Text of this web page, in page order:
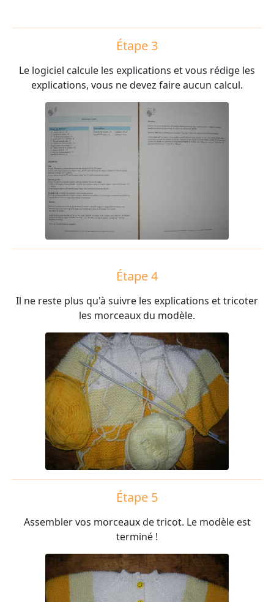
Étape 3
Le logiciel calcule les explications et vous rédige les
explications, vous ne devez faire aucun calcul.
Étape 4
Il ne reste plus qu'à suivre les explications et tricoter
les morceaux du modèle.
Étape 5
Assembler vos morceaux de tricot. Le modèle est
terminé !